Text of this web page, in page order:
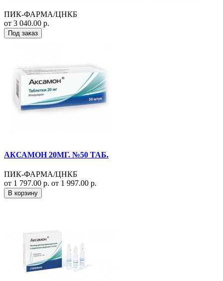
ПИК-ФАРМА/ЦНКБ
от 3 040.00 р.
Под заказ
АКСАМОН 20МГ. №50 ТАБ.
ПИК-ФАРМА/ЦНКБ
от 1 797.00 р. от 1 997.00 р.
В корзину